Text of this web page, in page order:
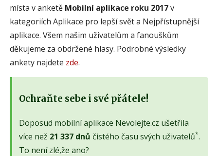
místa v anketě Mobilní aplikace roku 2017v
kategoriích Aplikace pro lepší svět a Nejpřístupnější
aplikace. Všem našim uživatelům a fanouškům
děkujeme za obdržené hlasy. Podrobné výsledky
ankety najdete zde.
Ochraňte sebe i své přátele!
Doposud mobilní aplikace Nevolejte.cz ušetřila
více než 21 337 dnů čistého času svých uživatelů*.
To není zlé,že ano?